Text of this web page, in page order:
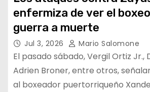
enfermiza de ver el
guerra a muerte
Jul 3, 2026 Mario Salomone
El pasado sábado, Vergil Ortiz Jr.,
Adrien Broner, entre otros,
al boxeador puertorriqueño